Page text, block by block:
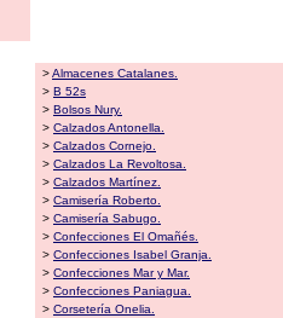
>Almacenes Catalanes.
> B 52s
> Bolsos Nury.
> Calzados Antonella.
> Calzados Cornejo.
> Calzados La Revoltosa.
> Calzados Martínez.
> Camisería Roberto.
> Camisería Sabugo.
> Confecciones El Omañés.
> Confecciones Isabel Granja.
> Confecciones Mar y Mar.
> Confecciones Paniagua.
> Corsetería Onelia.